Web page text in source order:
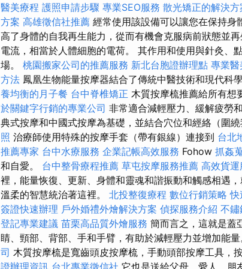
醫美療程 護照申請步驟 專業SEO服務 散光矯正的解決方
方案 高雄徵信社推薦 經常使用該設備可以讓您在保持身
高了身體的自我再生能力，從而有機會克服病前狀態並再
電流，相當於人體細胞的電荷。 其作用和使用與針灸、
場。 桃園搬家公司的推薦服務 新北台胞證辦理點 專業醫
方法 鳳凰生物能量按摩器結合了傳統中醫技術和現代科
養均衡的月子餐 台中脊椎矯正 木質按摩梳推薦給所有想
於關鍵字行銷的專業公司 非常適合減輕壓力、緩解疲勞
典式按摩和中國式按摩為基礎，並結合穴位和經絡（圍
照 治療師使用特殊的按摩手套（帶有銀線）連接到 台北
推薦專家 台中水療服務 企業記帳高效服務 Fohow 抓姦
和自愛。 台中整骨療程推薦 草屯按摩服務推薦 高效貨運
裡，能量恢復、更新、身體和靈魂和諧振動和觸感相遇
溫柔的智慧統治著這裡。 北投整復療程 數位行銷策略 快
簽證快速辦理 戶外婚禮外燴解決方案 偵探服務介紹 不鏽
登記專業建議 苗栗高品質外燴服務 簡而言之，這就是蓋
睛、頸部、背部、手和手臂，有助於減輕壓力並增加能量
司 木質按摩梳是寬齒頭皮按摩梳，手動頭部按摩工具，
證辦理資訊 台北專業徵信社 它也是送給父母、愛人、朋